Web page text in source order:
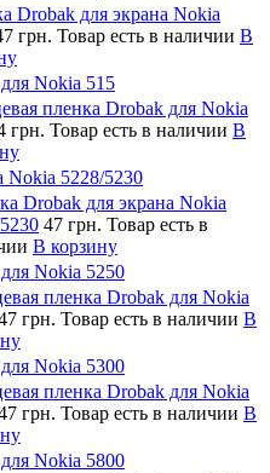
Drobak для экрана Nokia
грн. Товар есть в наличии В
Nokia 515
пленка Drobak для Nokia
грн. Товар есть в наличии В
Nokia 5228/5230
Drobak для экрана Nokia
47 грн. Товар есть в
В корзину
Nokia 5250
пленка Drobak для Nokia
грн. Товар есть в наличии В
Nokia 5300
пленка Drobak для Nokia
грн. Товар есть в наличии В
Nokia 5800